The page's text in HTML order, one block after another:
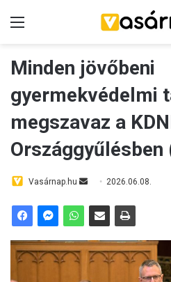
Minden jövőbeni
gyermekvédelmi
megszavaz a
Országgyűlésben
Vasárnap.hu
a
n
2026.06.08.